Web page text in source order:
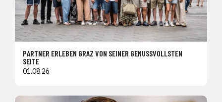
PARTNER ERLEBEN GRAZ VON SEINER GENUSSVOLLSTEN
SEITE
01.08.26